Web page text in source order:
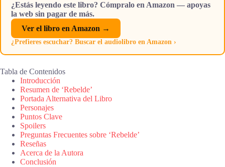
¿Estás leyendo este libro? Cómpralo en Amazon — apoyas
la web sin pagar de más.
Ver el libro en Amazon →
¿Prefieres escuchar? Buscar el audiolibro en Amazon ›
Tabla de Contenidos
Introducción
Resumen de ‘Rebelde’
Portada Alternativa del Libro
Personajes
Puntos Clave
Spoilers
Preguntas Frecuentes sobre ‘Rebelde’
Reseñas
Acerca de la Autora
Conclusión